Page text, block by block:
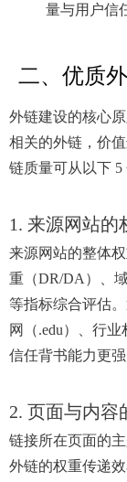
量与用户信
二、优质
外链建设的核心
相关的外链，价
链质量可从以下 5
1. 来源网站的
来源网站的整体
重（DR/DA）、
等指标综合评估
网（.edu）、行
信任背书能力更强
2. 页面与内容
链接所在页面的
外链的权重传递